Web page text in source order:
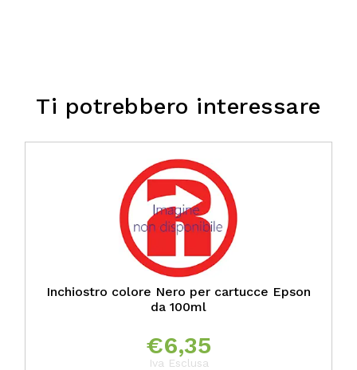
Ti potrebbero interessare
Inchiostro colore Nero per cartucce Epson
da 100ml
€6,35
Iva Esclusa